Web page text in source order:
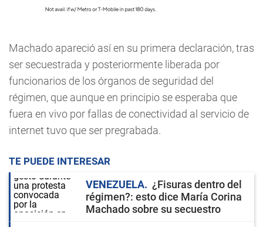
Machado apareció así en su primera declaración, tras
ser secuestrada y posteriormente liberada por
funcionarios de los órganos de seguridad del
régimen, que aunque en principio se esperaba que
fuera en vivo por fallas de conectividad al servicio de
internet tuvo que ser pregrabada.
TE PUEDE INTERESAR
VENEZUELA
¿Fisuras dentro del
régimen?: esto dice María Corina
Machado sobre su secuestro